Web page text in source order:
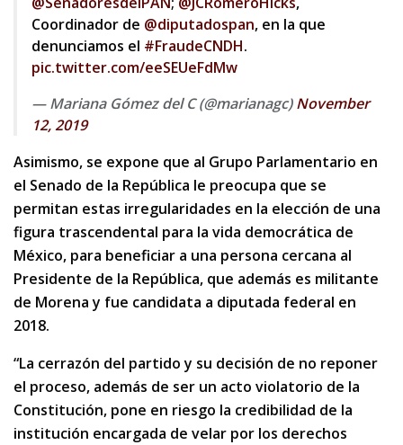
Coordinador de @diputadospan, en la que
denunciamos el #FraudeCNDH.
pic.twitter.com/eeSEUeFdMw
— Mariana Gómez del C (@marianagc)November
12, 2019
Asimismo, se expone que al Grupo Parlamentario en
el Senado de la República le preocupa que se
permitan estas irregularidades en la elección de una
figura trascendental para la vida democrática de
México, para beneficiar a una persona cercana al
Presidente de la República, que además es militante
de Morena y fue candidata a diputada federal en
2018.
“La cerrazón del partido y su decisión de no reponer
el proceso, además de ser un acto violatorio de la
Constitución, pone en riesgo la credibilidad de la
institución encargada de velar por los derechos